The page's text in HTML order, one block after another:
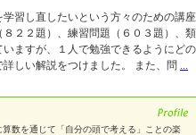
習し直したいという方々のための講座
２２題）、練習問題（６０３題）、類
ますが、１人で勉強できるようにどの
しい解説をつけました。 また、問 ...
算数を通じて「自分の頭で考える」ことの楽